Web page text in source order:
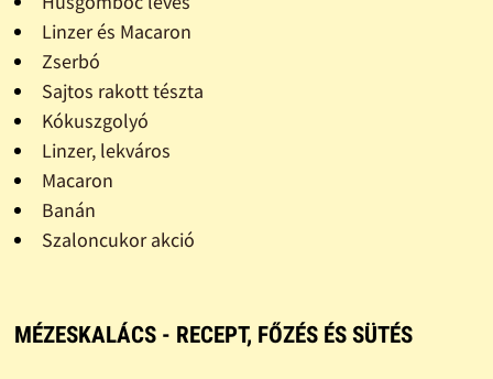
Linzer és Macaron
Zserbó
Sajtos rakott tészta
Kókuszgolyó
Linzer, lekváros
Macaron
Banán
Szaloncukor akció
MÉZESKALÁCS - RECEPT, FŐZÉS ÉS SÜTÉS